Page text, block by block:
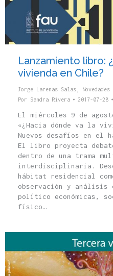
Lanzamiento libro:
vivienda en Chile?
Jorge Larenas Salas Novedades
Por Sandra Rivera 2017-07-28
El miércoles 9 de
«¿Hacia dónde va la
Nuevos desafíos en el
El libro proyecta
dentro de una trama
interdisciplinaria.
hábitat residencial
observación y análisis
político económicas,
físico…